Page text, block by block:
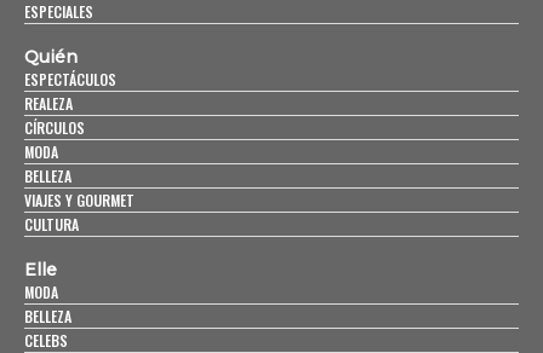
ESPECIALES
Quién
ESPECTÁCULOS
REALEZA
CÍRCULOS
MODA
BELLEZA
VIAJES Y GOURMET
CULTURA
Elle
MODA
BELLEZA
CELEBS